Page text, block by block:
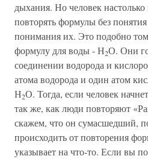
дыхания. Но человек настолько
повторять формулы без
понимания их. Это подобно
формулу для воды - Н2О. Они
соединении водорода и
атома водорода и один атом
Н2О. Тогда, если человек
так же, как люди повторяют
скажем, что он сумасшедший,
происходить от повторения
указывает на что-то. Если вы